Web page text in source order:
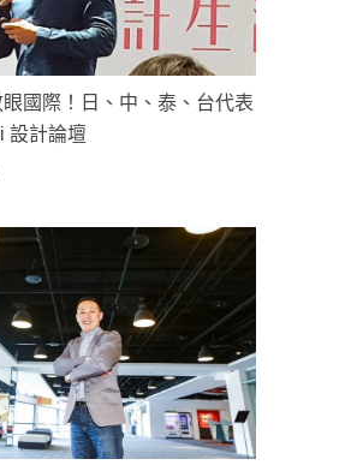
國際！日、中、泰、台代表
設計論壇